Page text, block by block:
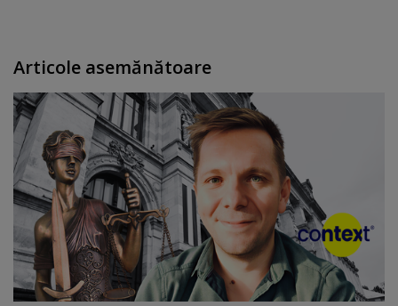
Articole asemănătoare